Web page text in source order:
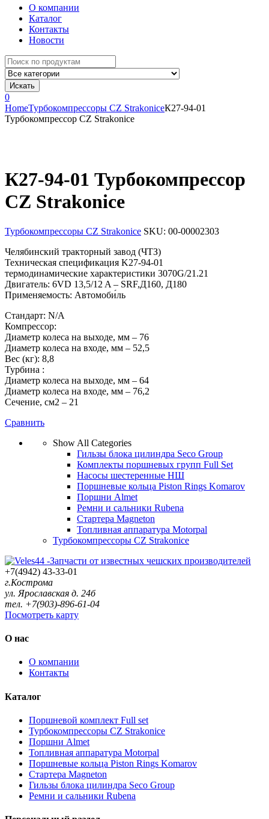
О компании
Каталог
Контакты
Новости
Search
for:
Искать
0
HomeТурбокомпрессоры CZ StrakoniceК27-94-01
Турбокомпрессор CZ Strakonice
К27-94-01 Турбокомпрессор
CZ Strakonice
Турбокомпрессоры CZ Strakonice SKU: 00-00002303
Челябинский тракторный завод (ЧТЗ)
Техническая спецификация K27-94-01
термодинамические характеристики 3070G/21.21
Двигатель: 6VD 13,5/12 A – SRF,Д160, Д180
Применяемость: Автомоби́ль
Стандарт: N/A
Компрессор:
Диаметр колеса на выходе, мм – 76
Диаметр колеса на входе, мм – 52,5
Вес (кг): 8,8
Турбина :
Диаметр колеса на выходе, мм – 64
Диаметр колеса на входе, мм – 76,2
Сечение, см2 – 21
Сравнить
Show All Categories
Гильзы блока цилиндра Seco Group
Комплекты поршневых групп Full Set
Насосы шестеренные НШ
Поршневые кольца Piston Rings Komarov
Поршни Almet
Ремни и сальники Rubena
Стартера Magneton
Топливная аппаратура Motorpal
Турбокомпрессоры CZ Strakonice
+7(4942) 43-33-01
г.Кострома
ул. Ярославская д. 24б
тел. +7(903)-896-61-04
Посмотреть карту
О нас
О компании
Контакты
Каталог
Поршневой комплект Full set
Турбокомпрессоры CZ Strakonice
Поршни Almet
Топливная аппаратура Motorpal
Поршневые кольца Piston Rings Komarov
Стартера Magneton
Гильзы блока цилиндра Seco Group
Ремни и сальники Rubena